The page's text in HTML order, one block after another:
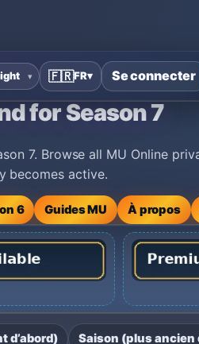
🇫🇷FR▾ Se connecter
for Season 7
7. Browse all MU Online
becomes active.
6 Guides MU À propos
d’abord) Saison (plus ancien